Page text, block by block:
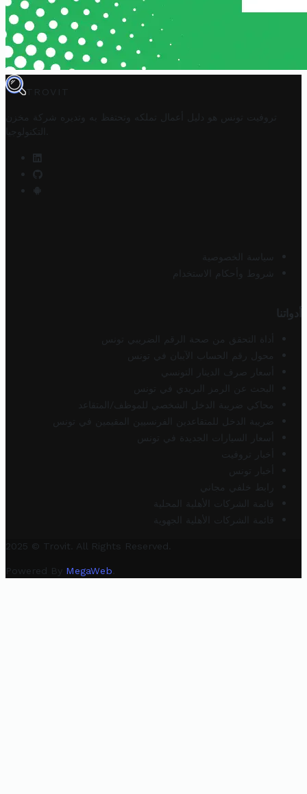
TROVIT
تروفيت تونس هو دليل أعمال تملكه وتحتفظ به وتديره
شركة مخزن
التكنولوجيا
سياسة الخصوصية
شروط وأحكام الاستخدام
أدواتنا
أداة التحقق من صحة الرقم الضريبي تونس
محول رقم الحساب الآيبان في تونس
أسعار صرف الدينار التونسي
البحث عن الرمز البريدي في تونس
محاكي ضريبة الدخل الشخصي للموظف/المتقاعد
ضريبة الدخل للمتقاعدين الفرنسيين المقيمين في تونس
أسعار السيارات الجديدة في تونس
أخبار تروفيت
أخبار تونس
رابط خلفي مجاني
قائمة الشركات الأهلية المحلية
قائمة الشركات الأهلية الجهوية
2025 © Trovit. All Rights Reserved.
Powered By MegaWeb